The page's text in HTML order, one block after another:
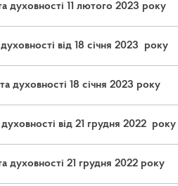
духовності 11 лютого 2023 року
від 18 січня 2023 року
духовності 18 січня 2023 року
від 21 грудня 2022 року
духовності 21 грудня 2022 року